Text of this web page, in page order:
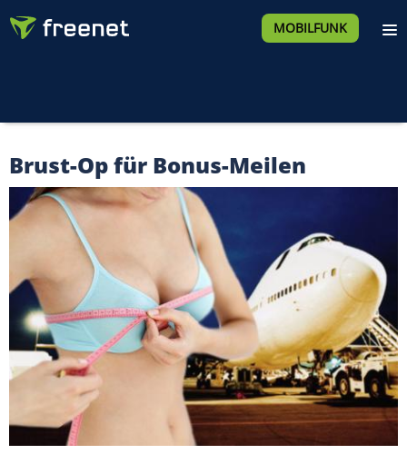
MOBILFUNK
Brust-Op für Bonus-Meilen